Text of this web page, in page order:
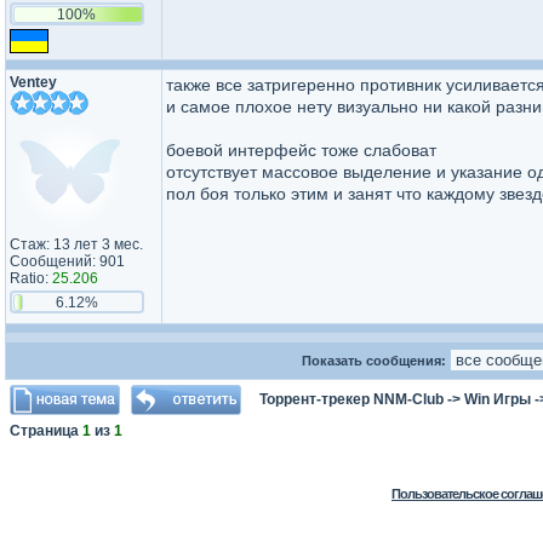
100%
Ventey
Стаж: 13 лет 3 мес.
Сообщений: 901
Ratio: 25.206
6.12%
также все затригеренно противник
и самое плохое нету визуально ни какой
боевой интерфейс тоже слабоват
отсутствует массовое выделение и указание
пол боя только этим и занят что каждому
Показать сообщения:
Торрент-трекер NNM-Club -> Win Игры
Страница 1 из 1
Пользовательское